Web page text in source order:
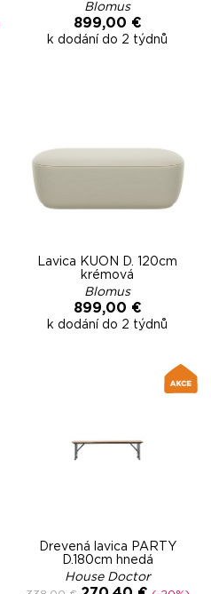
Blomus
899,00 €
k dodání do 2 týdnů
Lavica KUON D. 120cm
krémová
Blomus
899,00 €
k dodání do 2 týdnů
Drevená lavica PARTY
D.180cm hnedá
House Doctor